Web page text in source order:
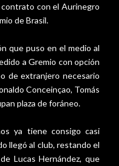
con el Aurinegro
de Brasil.
que puso en el medio al
a Gremio con opción
de extranjero necesario
Conceinçao, Tomás
plaza de foráneo.
ya tiene consigo casi
llegó al club, restando el
Lucas Hernández, que